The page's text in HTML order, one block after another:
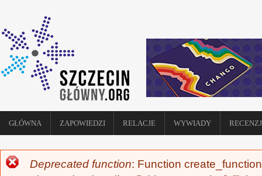
GŁÓWNA ZAPOWIEDZI RELACJE WYWIADY
KOMUNIKAT O BŁĘDZIE
Deprecated function: Function